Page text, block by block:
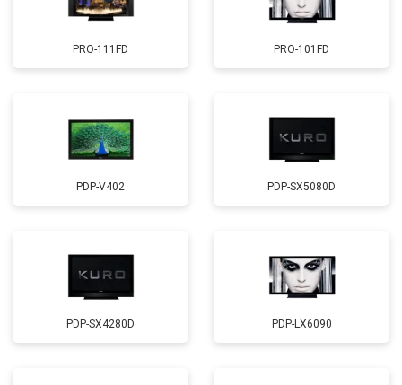
PRO-111FD PRO-101FD
PDP-V402 PDP-SX5080D
PDP-SX4280D PDP-LX6090